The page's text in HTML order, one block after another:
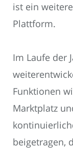
ist ein
Plattform.
Im Laufe der
Funktionen
Marktplatz
beigetragen,